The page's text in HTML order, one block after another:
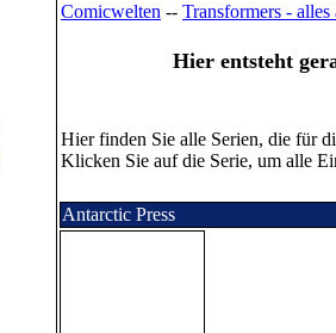
Comicwelten -- Transformers -
Hier entsteht
Hier finden Sie alle Serien, die für
Klicken Sie auf die Serie, um alle
Antarctic Press